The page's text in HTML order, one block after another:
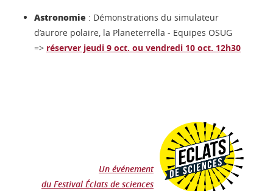
Astronomie : Démonstrations du simulateur
d’aurore polaire, la Planeterrella - Equipes OSUG
=> réserver jeudi 9 oct. ou vendredi 10 oct. 12h30
Un événement
du Festival Éclats de sciences